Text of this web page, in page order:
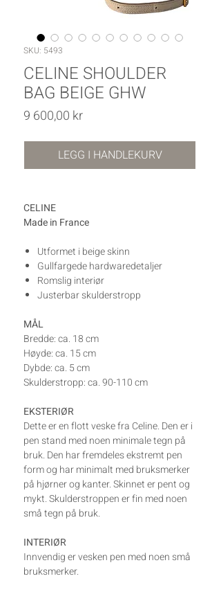
SKU: 5493
CELINE SHOULDER
BAG BEIGE GHW
9 600,00 krPris
LEGG I HANDLEKURV
CELINE
Made in France
Utformet i beige skinn
Gullfargede hardwaredetaljer
Romslig interiør
Justerbar skulderstropp
MÅL
Bredde: ca. 18 cm
Høyde: ca. 15 cm
Dybde: ca. 5 cm
Skulderstropp: ca. 90-110 cm
EKSTERIØR
Dette er en flott veske fra Celine. Den er i
pen stand med noen minimale tegn på
bruk. Den har fremdeles ekstremt pen
form og har minimalt med bruksmerker
på hjørner og kanter. Skinnet er pent og
mykt. Skulderstroppen er fin med noen
små tegn på bruk.
INTERIØR
Innvendig er vesken pen med noen små
bruksmerker.